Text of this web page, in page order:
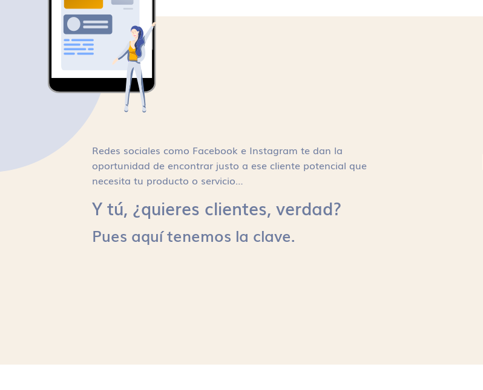
Redes sociales como Facebook e Instagram te dan la
oportunidad de encontrar justo a ese cliente potencial que
necesita tu producto o servicio…
Y tú, ¿quieres clientes, verdad?
Pues aquí tenemos la clave.